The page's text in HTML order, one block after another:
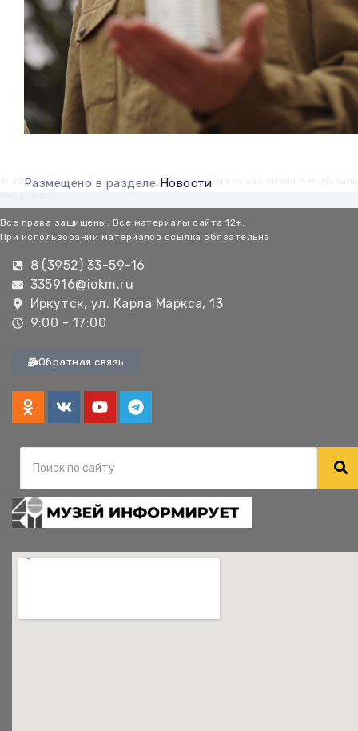
Размещено в разделе Новости
© 2026 Иркутский областной краеведческий музей имени Н.Н.
Все права защищены. Все материалы сайта 12+.
При использовании материалов ссылка обязательна
8 (3952) 33-59-16
335916@iokm.ru
Иркутск, ул. Карла Маркса, 13
9:00 - 17:00
Обратная связь